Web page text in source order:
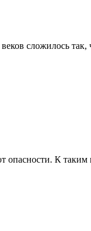
сложилось
опасности. К